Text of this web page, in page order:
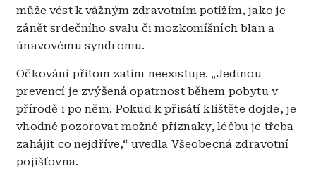
může vést k vážným zdravotním potížím, jako je
zánět srdečního svalu či mozkomíšních blan a
únavovému syndromu.
Očkování přitom zatím neexistuje. „Jedinou
prevencí je zvýšená opatrnost během pobytu v
přírodě i po něm. Pokud k přisátí klíštěte dojde, je
vhodné pozorovat možné příznaky, léčbu je třeba
zahájit co nejdříve,“ uvedla Všeobecná zdravotní
pojišťovna.